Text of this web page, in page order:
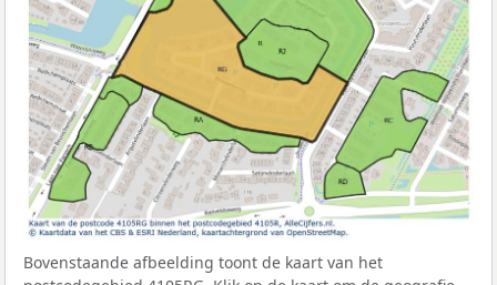
Bovenstaande afbeelding toont de kaart van het